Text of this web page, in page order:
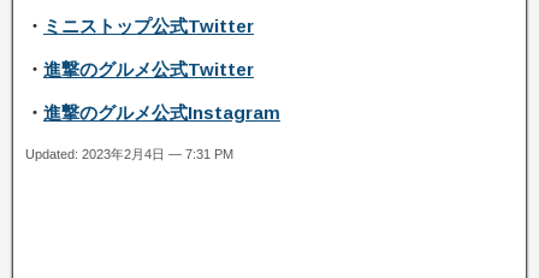
・ ミニストップ公式Twitter
・ 進撃のグルメ公式Twitter
・ 進撃のグルメ公式Instagram
Updated: 2023年2月4日 — 7:31 PM